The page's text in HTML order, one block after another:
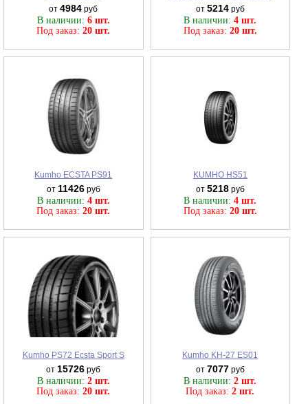
от4984 руб
В наличии: 6 шт.
Под заказ:20 шт.
от 5214руб
В наличии:4 шт.
Под заказ: 20 шт.
Kumho ECSTA PS91
от 11426руб
В наличии: 4 шт.
Под заказ:20 шт.
KUMHO HS51
от 5218руб
В наличии:4 шт.
Под заказ: 20 шт.
Kumho PS72 Ecsta Sport S
от 15726 руб
В наличии: 2 шт.
Под заказ:20 шт.
Kumho KH-27 ES01
от 7077руб
В наличии:2 шт.
Под заказ:2 шт.